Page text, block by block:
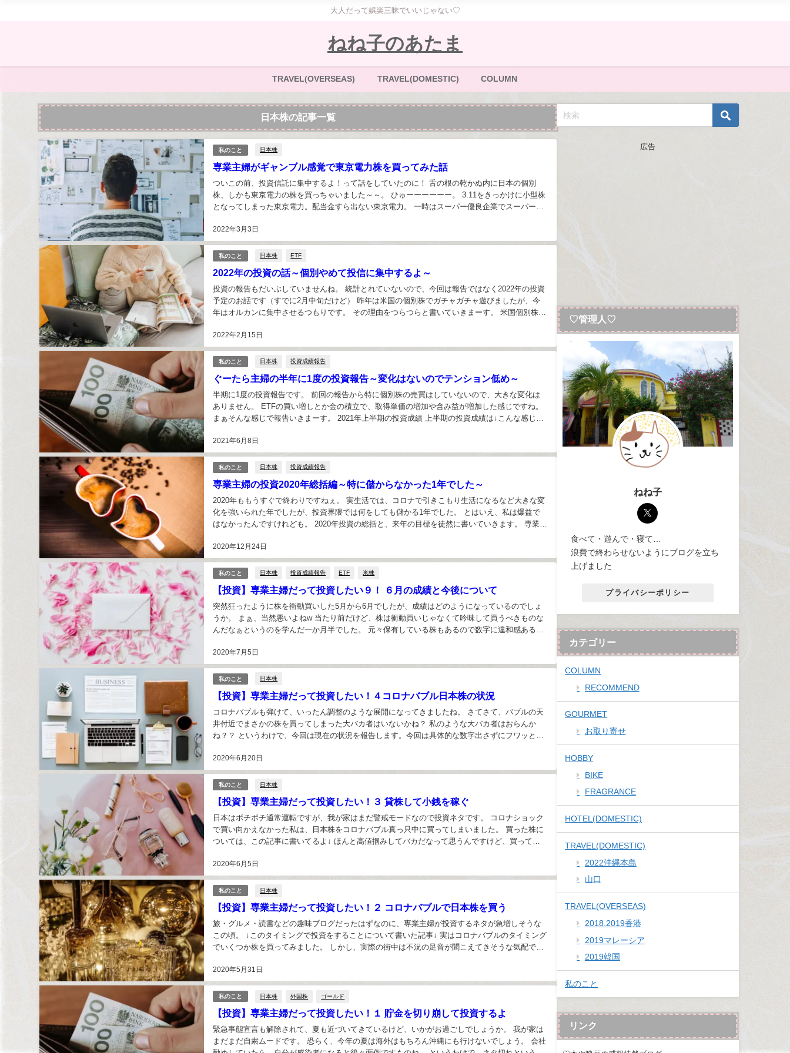
大人だって娯楽三昧でいいじゃない♡
ねね子のあたま
TRAVEL(OVERSEAS) TRAVEL(DOMESTIC) COLUMN
日本株の記事一覧
私のこと 日本株
専業主婦がギャンブル感覚で東京電力株を買ってみた話
2022年3月3日
ついこの前、投資信託に集中するよ！って話をしていたのに！ 舌の根の乾かぬ内に日本の個別
株、しかも東京電力の株を買っちゃいました～～。 ひゅーーーーーー。 3.11をきっかけに小型株
となってしまった東京電力。配当金すら出ない東京電力。 一時はスーパー優良企業でスーパー優
私のこと 日本株 ETF
2022年の投資の話～個別やめて投信に集中するよ～
2022年2月15日
投資の報告もだいぶしていませんね。 統計とれていないので、今回は報告ではなく2022年の投資
予定のお話です（すでに2月中旬だけど） 昨年は米国の個別株でガチャガチャ遊びましたが、今
年はオルカンに集中させるつもりです。 その理由をつらつらと書いていきまーす。 米国個別株・
私のこと 日本株 投資成績報告
ぐーたら主婦の半年に1度の投資報告～変化はないのでテンション低め～
2021年6月8日
半期に1度の投資報告です。 前回の報告から特に個別株の売買はしていないので、大きな変化は
ありません。 ETFの買い増しとか金の積立で、取得単価の増加や含み益が増加した感じですね。
まぁそんな感じで報告いきまーす。 2021年上半期の投資成績 上半期の投資成績は↓こんな感じで
私のこと 日本株 投資成績報告
専業主婦の投資2020年総括編～特に儲からなかった1年でした～
2020年12月24日
2020年ももうすぐで終わりですねぇ。 実生活では、コロナで引きこもり生活になるなど大きな変
化を強いられた年でしたが、投資界隈では何をしても儲かる1年でした。 とはいえ、私は爆益で
はなかったんですけれども。 2020年投資の総括と、来年の目標を徒然に書いていきます。 専業主
私のこと 日本株 投資成績報告 ETF 米株
【投資】専業主婦だって投資したい９！ ６月の成績と今後について
2020年7月5日
突然狂ったように株を衝動買いした5月から6月でしたが、成績はどのようになっているのでしょ
うか。 まぁ、当然悪いよねw 当たり前だけど、株は衝動買いじゃなくて吟味して買うべきものな
んだなぁというのを学んだ一か月半でした。 元々保有している株もあるので数字に違和感あるか
私のこと 日本株
【投資】専業主婦だって投資したい！４コロナバブル日本株の状況
2020年6月20日
コロナバブルも弾けて、いったん調整のような展開になってきましたね。 さてさて、バブルの天
井付近でまさかの株を買ってしまった大バカ者はいないかね？ 私のような大バカ者はおらんか
ね？？ というわけで、今回は現在の状況を報告します。今回は具体的な数字出さずにフワッとし
私のこと 日本株
【投資】専業主婦だって投資したい！３ 貸株して小銭を稼ぐ
2020年6月5日
日本はボチボチ通常運転ですが、我が家はまだ警戒モードなので投資ネタです。 コロナショック
で買い向かえなかった私は、日本株をコロナバブル真っ只中に買ってしまいました。 買った株に
ついては、この記事に書いてるよ↓ ほんと高値掴みしてバカだなって思うんですけど、買ってし
私のこと 日本株
【投資】専業主婦だって投資したい！２ コロナバブルで日本株を買う
2020年5月31日
旅・グルメ・読書などの趣味ブログだったはずなのに、専業主婦が投資するネタが急増しそうな
この頃。 ↓このタイミングで投資をすることについて書いた記事↓ 実はコロナバブルのタイミング
でいくつか株を買ってみました。 しかし、実際の街中は不況の足音が聞こえてきそうな気配です
私のこと 日本株 外国株 ゴールド
【投資】専業主婦だって投資したい！１ 貯金を切り崩して投資するよ
緊急事態宣言も解除されて、夏も近づいてきているけど、いかがお過ごしでしょうか。 我が家は
まだまだ自粛ムードです。 恐らく、今年の夏は海外はもちろん沖縄にも行けないでしょう。 会社
広告
♡管理人♡
ねね子
食べて・遊んで・寝て…
浪費で終わらせないようにブログを立ち
上げました
プライバシーポリシー
カテゴリー
COLUMN
RECOMMEND
GOURMET
お取り寄せ
HOBBY
BIKE
FRAGRANCE
HOTEL(DOMESTIC)
TRAVEL(DOMESTIC)
2022沖縄本島
山口
TRAVEL(OVERSEAS)
2018.2019香港
2019マレーシア
2019韓国
私のこと
リンク